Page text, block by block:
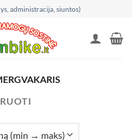
administracija, siuntos)